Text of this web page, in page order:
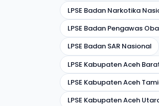
LPSE Badan Narkotika
LPSE Badan Pengawas
LPSE Badan SAR Nasional
LPSE Kabupaten Aceh
LPSE Kabupaten Aceh
LPSE Kabupaten Aceh